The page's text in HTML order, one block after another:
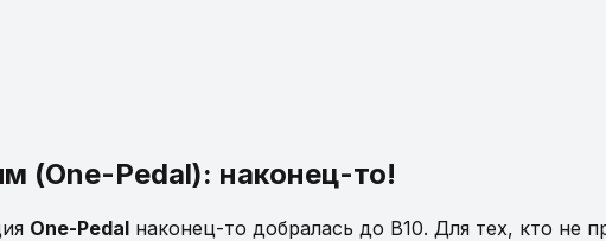
(One-Pedal): наконец-то!
One-Pedal наконец-то добралась до B10. Для тех, кто не